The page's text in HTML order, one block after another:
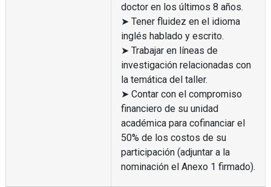
doctor en los últimos 8 años.
➤ Tener fluidez en el idioma
inglés hablado y escrito.
➤ Trabajar en líneas de
investigación relacionadas con
la temática del taller.
➤ Contar con el compromiso
financiero de su unidad
académica para cofinanciar el
50% de los costos de su
participación (adjuntar a la
nominación el Anexo 1 firmado).